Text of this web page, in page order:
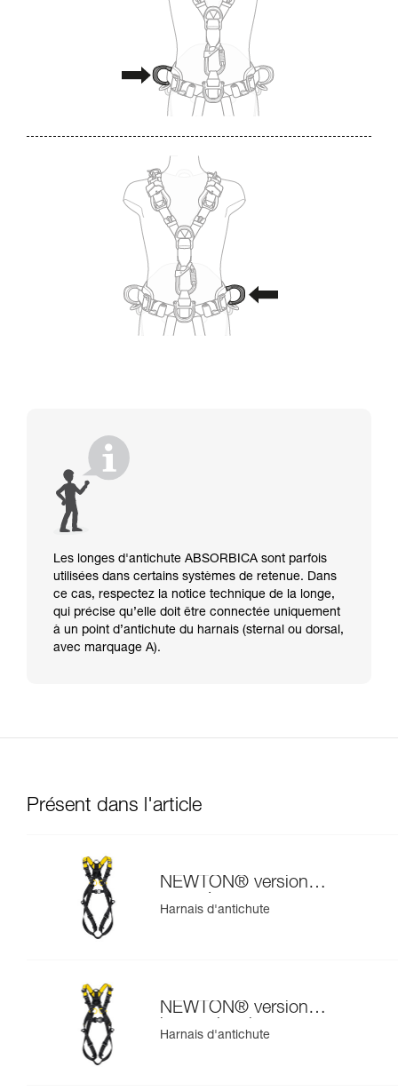
Les longes d'antichute ABSORBICA sont parfois
utilisées dans certains systèmes de retenue. Dans
ce cas, respectez la notice technique de la longe,
qui précise qu’elle doit être connectée uniquement
à un point d’antichute du harnais (sternal ou dorsal,
avec marquage A).
Présent dans l'article
NEWTON® version
européenne
Harnais d'antichute
NEWTON® version
internationale
Harnais d'antichute